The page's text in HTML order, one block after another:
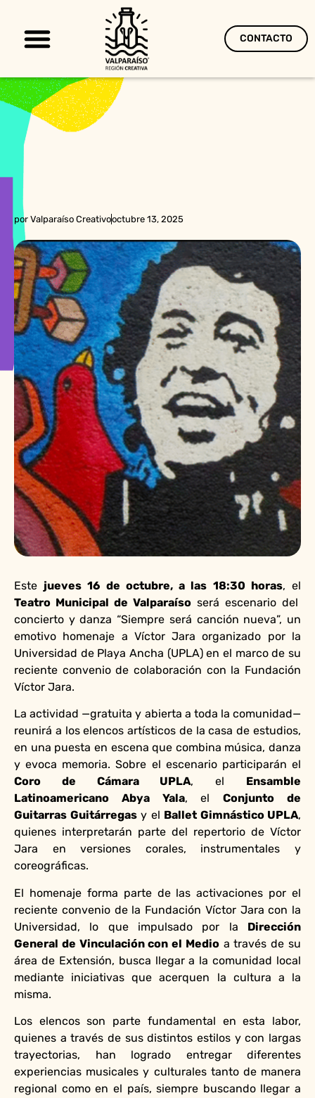
CONTACTO
por Valparaíso Creativooctubre 13, 2025
Este jueves 16 de octubre, a las 18:30 horas, el
Teatro Municipal de Valparaíso será escenario del
concierto y danza “Siempre será canción nueva”, un
emotivo homenaje a Víctor Jara organizado por la
Universidad de Playa Ancha (UPLA) en el marco de su
reciente convenio de colaboración con la Fundación
Víctor Jara.
La actividad —gratuita y abierta a toda la comunidad—
reunirá a los elencos artísticos de la casa de estudios,
en una puesta en escena que combina música, danza
y evoca memoria. Sobre el escenario participarán el
Coro de Cámara UPLA, el Ensamble
Latinoamericano Abya Yala, elConjunto de
Guitarras Guitárregasy el Ballet Gimnástico UPLA,
quienes interpretarán parte del repertorio de Víctor
Jara en versiones corales, instrumentales y
coreográficas.
El homenaje forma parte de las activaciones por el
reciente convenio de la Fundación Víctor Jara con la
Universidad, lo que impulsado por la Dirección
General de Vinculación con el Medioa través de su
área de Extensión, busca llegar a la comunidad local
mediante iniciativas que acerquen la cultura a la
misma.
Los elencos son parte fundamental en esta labor,
quienes a través de sus distintos estilos y con largas
trayectorias, han logrado entregar diferentes
experiencias musicales y culturales tanto de manera
regional como en el país, siempre buscando llegar a